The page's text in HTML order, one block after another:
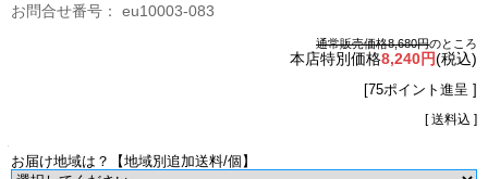
eu10003-083
通常販売価格8,680円のところ
本店特別価格8,240円(税込)
[75ポイント進呈 ]
[ 送料込 ]
お届け地域は？【地域別追加送料/個】